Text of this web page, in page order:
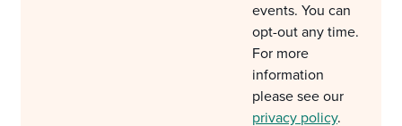
events. You can
opt-out any time.
For more
information
please see our
privacy policy.